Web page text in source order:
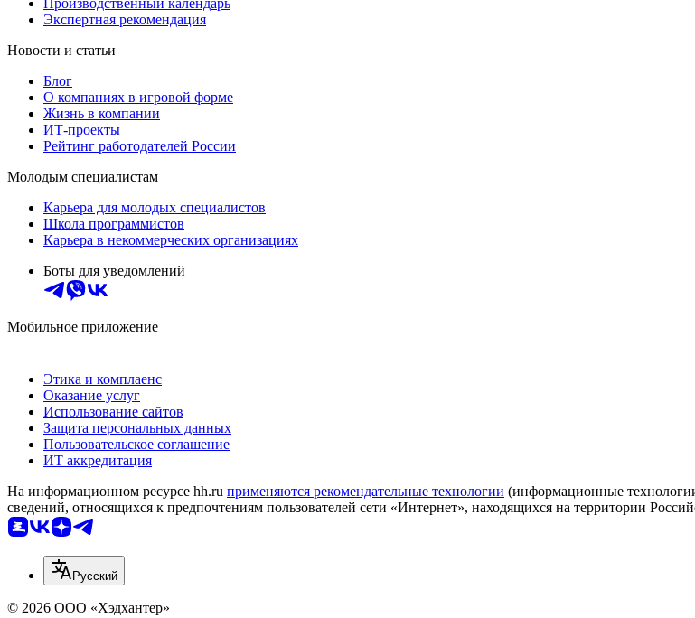
Экспертная рекомендация
Новости и статьи
Блог
О компаниях в игровой форме
Жизнь в компании
ИТ-проекты
Рейтинг работодателей России
Молодым специалистам
Карьера для молодых специалистов
Школа программистов
Карьера в некоммерческих организациях
Боты для уведомлений
Мобильное приложение
Этика и комплаенс
Оказание услуг
Использование сайтов
Защита персональных данных
Пользовательское соглашение
ИТ аккредитация
На информационном ресурсе hh.ru применяются рекомендательные технологии (информационные
сведений, относящихся к предпочтениям пользователей сети «Интернет», находящихся на территории
Русский
© 2026 ООО «Хэдхантер»